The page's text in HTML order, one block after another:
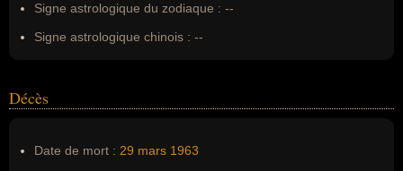
Signe astrologique du zodiaque : --
Signe astrologique chinois : --
Décès
Date de mort : 29 mars 1963